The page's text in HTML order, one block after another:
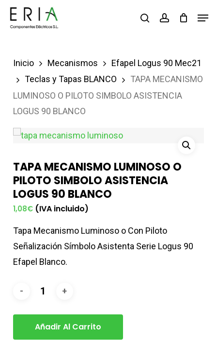
Saltar
buscaraccount
Inicio Mecanismos
Efapel Logus 90 Mec21
Teclas y Tapas BLANCO
TAPA MECANISMO
LUMINOSO O PILOTO SIMBOLO ASISTENCIA
LOGUS 90 BLANCO
TAPA MECANISMO LUMINOSO O
PILOTO SIMBOLO ASISTENCIA
LOGUS 90 BLANCO
1,08€ (IVA incluido)
Tapa Mecanismo Luminoso o Con Piloto
Señalización Símbolo Asistenta Serie Logus 90
Efapel Blanco.
Añadir Al Carrito